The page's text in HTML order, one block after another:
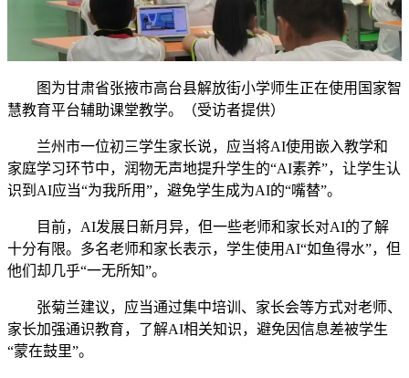
图为甘肃省张掖市高台县解放街小学师生正在使用国家智
慧教育平台辅助课堂教学。（受访者提供）
兰州市一位初三学生家长说，应当将AI使用嵌入教学和
家庭学习环节中，润物无声地提升学生的“AI素养”，让学生认
识到AI应当“为我所用”，避免学生成为AI的“嘴替”。
目前，AI发展日新月异，但一些老师和家长对AI的了解
十分有限。多名老师和家长表示，学生使用AI“如鱼得水”，但
他们却几乎“一无所知”。
张菊兰建议，应当通过集中培训、家长会等方式对老师、
家长加强通识教育，了解AI相关知识，避免因信息差被学生
“蒙在鼓里”。